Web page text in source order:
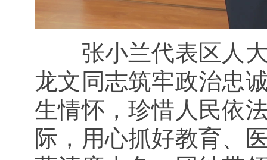
张小兰代表区人
龙文同志筑牢政治忠
生情怀，珍惜人民依
际，用心抓好教育、